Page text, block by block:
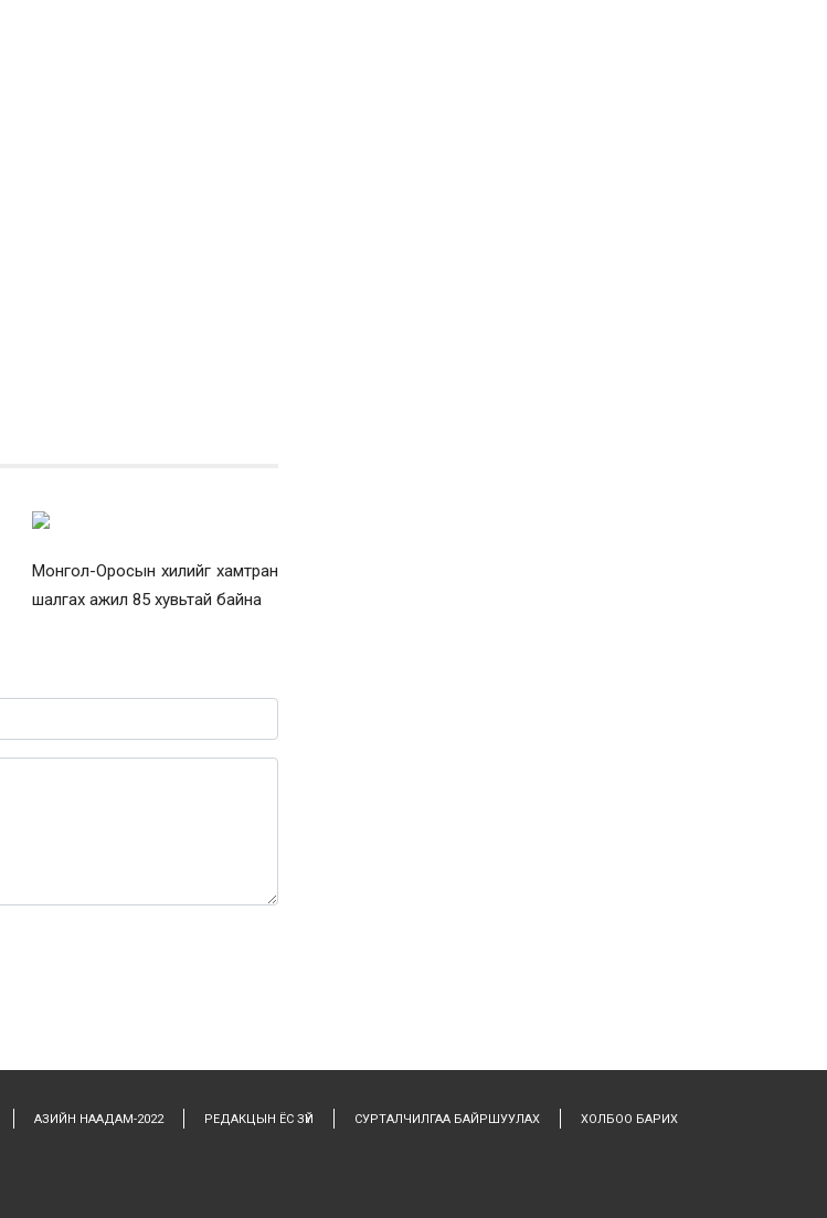
Монгол-Оросын хилийг хамтран
шалгах ажил 85 хувьтай байна
АЗИЙН НААДАМ-2022 РЕДАКЦЫН ЁС ЗҮЙ СУРТАЛЧИЛГАА БАЙРШУУЛАХ ХОЛБОО БАРИХ